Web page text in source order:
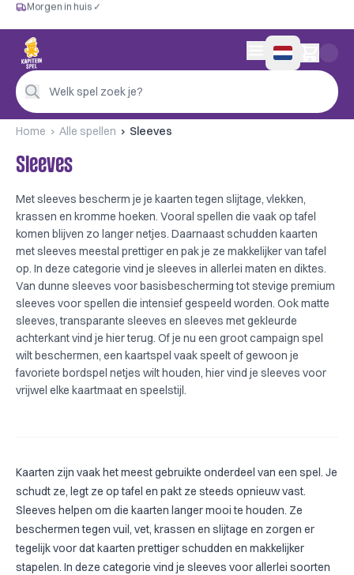
Gratis vanaf €60
Morgen in huis ✓
Persoonlijk advies
4,9/5 —
Morgen in huis ✓
Welk spel zoek je?
0 artikelen in
Home Alle spellen Sleeves
Sleeves
Met sleeves bescherm je je kaarten tegen slijtage, vlekken,
krassen en kromme hoeken. Vooral spellen die vaak op tafel
komen blijven zo langer netjes. Daarnaast schudden kaarten
met sleeves meestal prettiger en pak je ze makkelijker van tafel
op. In deze categorie vind je sleeves in allerlei maten en diktes.
Van dunne sleeves voor basisbescherming tot stevige premium
sleeves voor spellen die intensief gespeeld worden. Ook matte
sleeves, transparante sleeves en sleeves met gekleurde
achterkant vind je hier terug. Of je nu een groot campaign spel
wilt beschermen, een kaartspel vaak speelt of gewoon je
favoriete bordspel netjes wilt houden, hier vind je sleeves voor
vrijwel elke kaartmaat en speelstijl.
Kaarten zijn vaak het meest gebruikte onderdeel van een spel. Je
schudt ze, legt ze op tafel en pakt ze steeds opnieuw vast.
Sleeves helpen om die kaarten langer mooi te houden. Ze
beschermen tegen vuil, vet, krassen en slijtage en zorgen er
tegelijk voor dat kaarten prettiger schudden en makkelijker
stapelen. In deze categorie vind je sleeves voor allerlei soorten